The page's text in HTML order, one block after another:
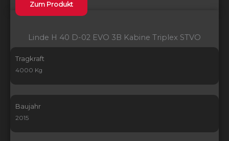
Zum Produkt
Linde H 40 D-02 EVO 3B Kabine Triplex STVO
Tragkraft
4000 Kg
Baujahr
2015